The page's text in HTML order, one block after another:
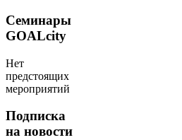
Семинары
GOALcity
Нет
предстоящих
мероприятий
Подписка
на новости